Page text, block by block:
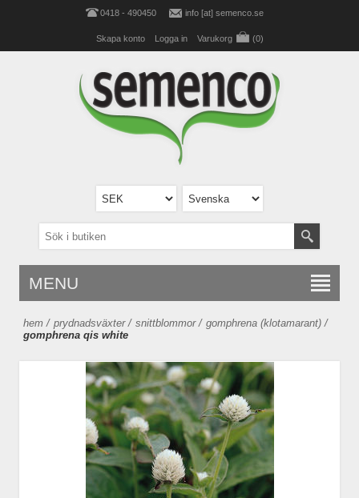
0418 - 490450 info [at] semenco.se
Skapa konto Logga in Varukorg (0)
MENU
hem / prydnadsväxter / snittblommor / gomphrena (klotamarant) /
gomphrena qis white